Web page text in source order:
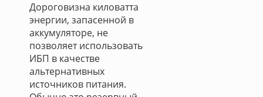
Дороговизна киловатта
энергии, запасенной в
аккумуляторе, не
позволяет использовать
ИБП в качестве
альтернативных
источников питания.